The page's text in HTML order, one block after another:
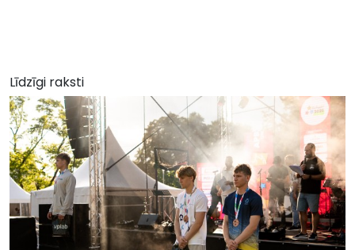
Līdzīgi raksti